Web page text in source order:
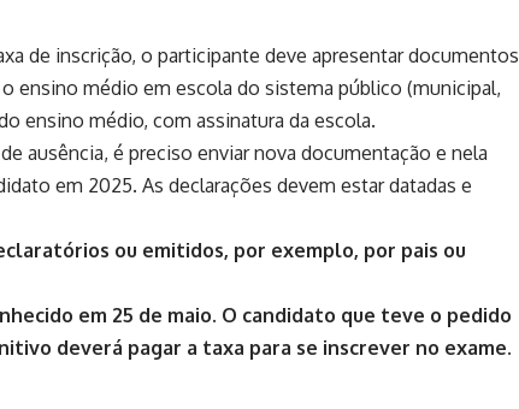
de inscrição, o participante deve apresentar documentos
ensino médio em escola do sistema público (municipal,
ensino médio, com assinatura da escola.
ausência, é preciso enviar nova documentação e nela
em 2025. As declarações devem estar datadas e
ou emitidos, por exemplo, por pais ou
em 25 de maio. O candidato que teve o pedido
deverá pagar a taxa para se inscrever no exame.